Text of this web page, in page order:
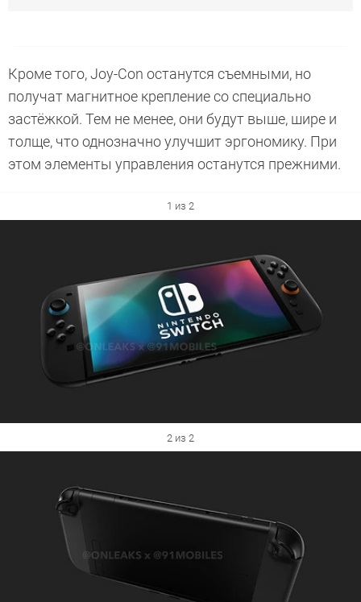
Кроме того, Joy-Con останутся съемными, но
получат магнитное крепление со специально
застёжкой. Тем не менее, они будут выше, шире и
толще, что однозначно улучшит эргономику. При
этом элементы управления останутся прежними.
1 из 2
2 из 2